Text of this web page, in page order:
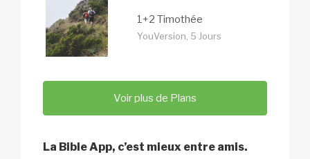
1+2 Timothée
YouVersion, 5 Jours
Voir plus de Plans
La Bible App, c’est mieux entre amis.